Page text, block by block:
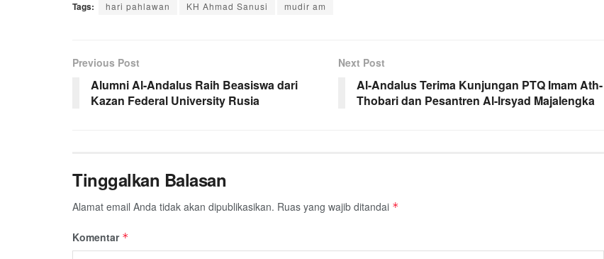
Tags: hari pahlawan KH Ahmad Sanusi mudir am
Previous Post
Alumni Al-Andalus Raih Beasiswa dari
Kazan Federal University Rusia
Next Post
Al-Andalus Terima Kunjungan PTQ Imam Ath-
Thobari dan Pesantren Al-Irsyad Majalengka
Tinggalkan Balasan
Alamat email Anda tidak akan dipublikasikan. Ruas yang wajib ditandai *
Komentar *